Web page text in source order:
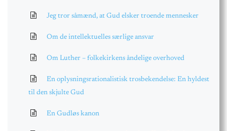
Jeg tror såmænd, at Gud elsker troende mennesker
Om de intellektuelles særlige ansvar
Om Luther – folkekirkens åndelige overhoved
En oplysningsrationalistisk trosbekendelse: En hyldest
til den skjulte Gud
En Gudløs kanon